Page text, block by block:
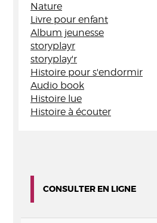
Nature
Livre pour enfant
Album jeunesse
storyplayr
storyplay'r
Histoire pour s'endormir
Audio book
Histoire lue
Histoire à écouter
CONSULTER EN LIGNE